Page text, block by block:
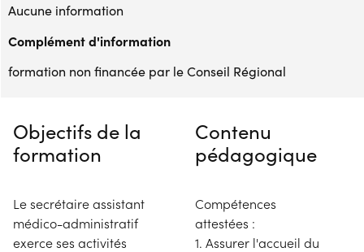
Aucune information
Complément d'information
formation non financée par le Conseil Régional
Objectifs de la
formation
Le secrétaire assistant
médico-administratif
exerce ses activités
Contenu
pédagogique
Compétences
attestées :
1. Assurer l'accueil du